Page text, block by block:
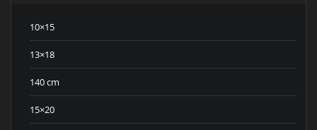
10×15
13×18
140 cm
15×20